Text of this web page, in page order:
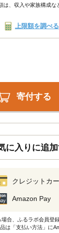
は、収入や家族構成な
上限額を調べる
寄付する
に入りに追
クレジットカ
Amazon Pay
合、ふるラボ会員登
は「支払い方法」に